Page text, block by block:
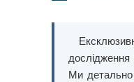
дослідження
Ми детально